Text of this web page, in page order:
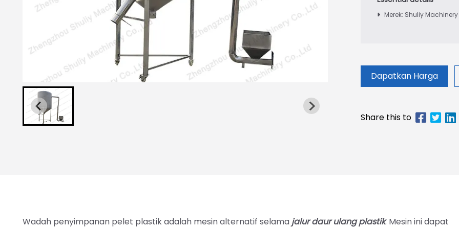
Merek: Shuliy Machinery
Dapatkan Harga
Wadah penyimpanan pelet plastik adalah mesin alternatif selama jalur daur ulang plastik. Mesin ini dapat